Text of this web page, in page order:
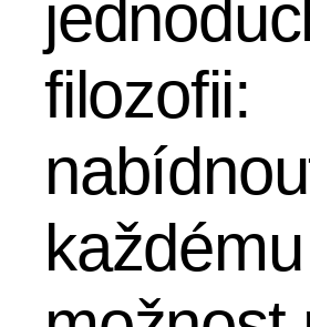
filozofii:
každému